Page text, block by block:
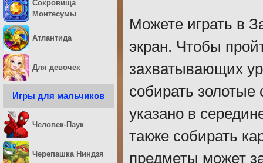
Можете играть в
экран. Чтобы
захватывающих
собирать золотые
указано в
также собирать
предметы может
Сокровища
Монтесумы
Атлантида
Для девочек
Игры для мальчиков
Человек-Паук
Черепашка Ниндзя